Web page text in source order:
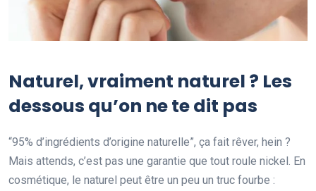
Naturel, vraiment naturel ? Les
dessous qu’on ne te dit pas
“95% d’ingrédients d’origine naturelle”, ça fait rêver, hein ?
Mais attends, c’est pas une garantie que tout roule nickel. En
cosmétique, le naturel peut être un peu un truc fourbe :